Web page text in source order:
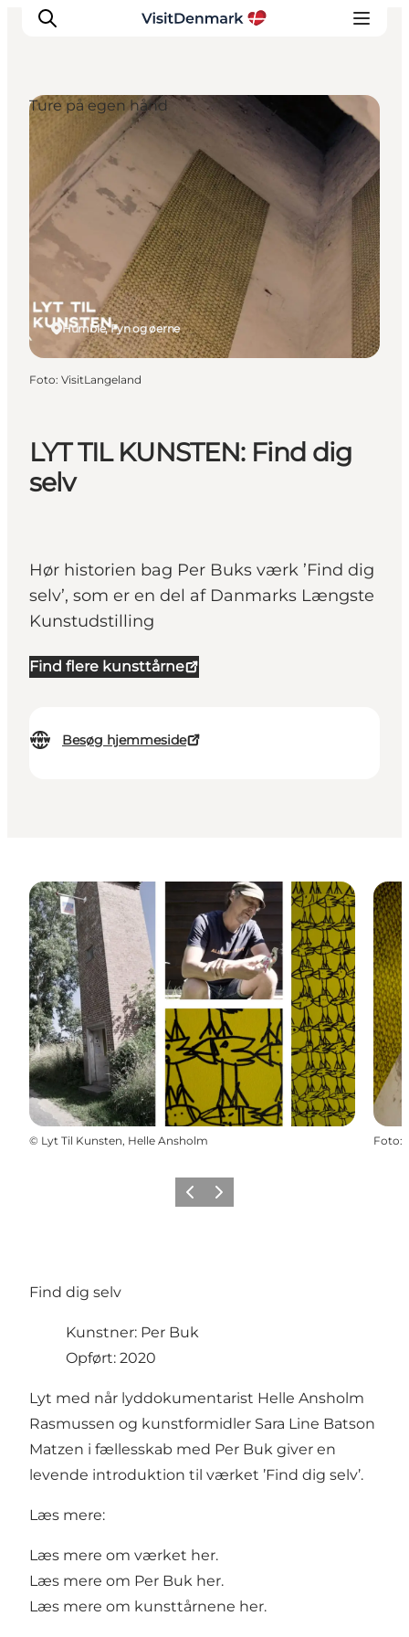
Inspiration
Destinationer
Oplevelser
Overnatning
Planlæg ferien
LYT TIL KUNSTEN: Find dig
selv
Hør historien bag Per Buks værk ’Find dig
selv’, som er en del af Danmarks Længste
Kunstudstilling
Find flere kunsttårne
Besøg hjemmeside
Humble, Fyn og øerne
Ture på egen hånd
Foto: VisitLangeland
© Lyt Til Kunsten, Helle Ansholm Foto:
ForrigeNæste
Find dig selv
Kunstner: Per Buk
Opført: 2020
Lyt med når lyddokumentarist Helle Ansholm
Rasmussen og kunstformidler Sara Line Batson
Matzen i fællesskab med Per Buk giver en
levende introduktion til værket ’Find dig selv’.
Læs mere:
Læs mere om værket her.
Læs mere om Per Buk her.
Læs mere om kunsttårnene her.